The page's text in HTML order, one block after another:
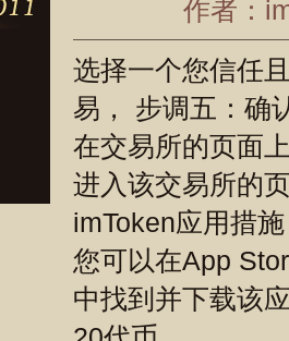
作者：
选择一个您信任
易， 步调五：确
在交易所的页面
进入该交易所的
imToken应用措
您可以在App
中找到并下载该